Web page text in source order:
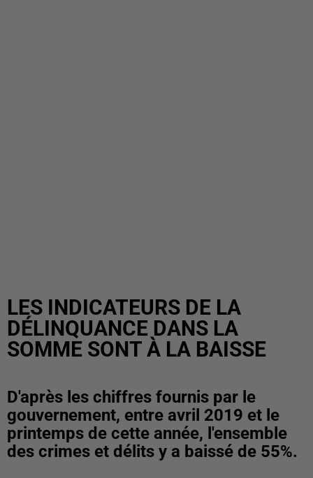
LES INDICATEURS DE LA
DÉLINQUANCE DANS LA
SOMME SONT À LA BAISSE
D'après les chiffres fournis par le
gouvernement, entre avril 2019 et le
printemps de cette année, l'ensemble
des crimes et délits y a baissé de 55%.